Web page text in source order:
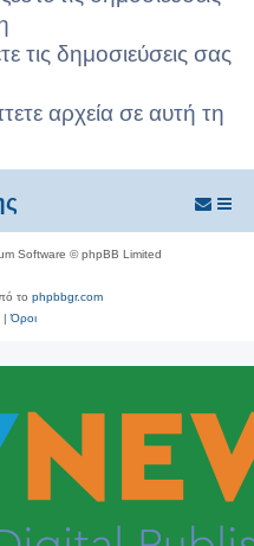
τις δημοσιεύσεις σας
αρχεία σε αυτή τη
Software © phpBB Limited
το phpbbgr.com
|Όροι